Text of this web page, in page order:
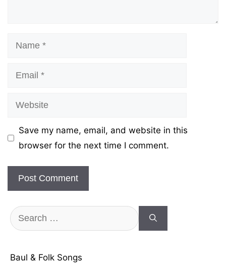
Name
Email
Website
Save my name, email, and website in this
browser for the next time I comment.
Search
for:
Baul & Folk Songs